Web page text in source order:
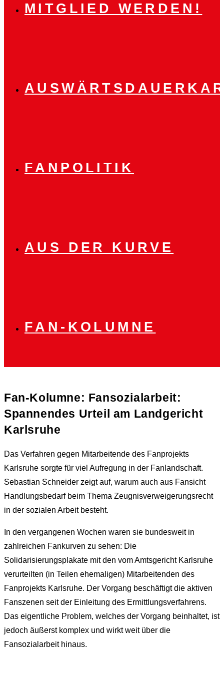
MITGLIED WERDEN!
FANPOLITIK
AUS DER KURVE
FAN-KOLUMNE
Fan-Kolumne: Fansozialarbeit:
Spannendes Urteil am Landgericht
Karlsruhe
Das Verfahren gegen Mitarbeitende des Fanprojekts
Karlsruhe sorgte für viel Aufregung in der Fanlandschaft.
Sebastian Schneider zeigt auf, warum auch aus Fansicht
Handlungsbedarf beim Thema Zeugnisverweigerungsrecht
in der sozialen Arbeit besteht.
In den vergangenen Wochen waren sie bundesweit in
zahlreichen Fankurven zu sehen: Die
Solidarisierungsplakate mit den vom Amtsgericht Karlsruhe
verurteilten (in Teilen ehemaligen) Mitarbeitenden des
Fanprojekts Karlsruhe. Der Vorgang beschäftigt die aktiven
Fanszenen seit der Einleitung des Ermittlungsverfahrens.
Das eigentliche Problem, welches der Vorgang beinhaltet, ist
jedoch äußerst komplex und wirkt weit über die
Fansozialarbeit hinaus.